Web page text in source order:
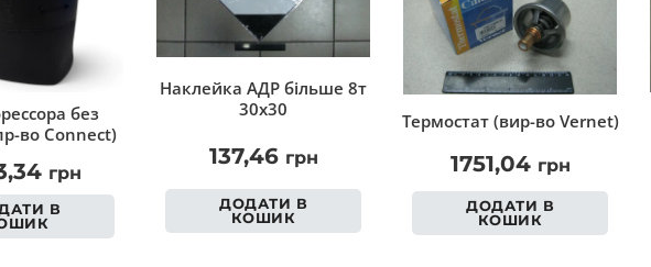
без
во Connect)
грн
В
Наклейка АДР більше 8т
30х30
137,46 грн
ДОДАТИ В
КОШИК
Термостат (вир-во Vernet)
1751,04 грн
ДОДАТИ В
КОШИК